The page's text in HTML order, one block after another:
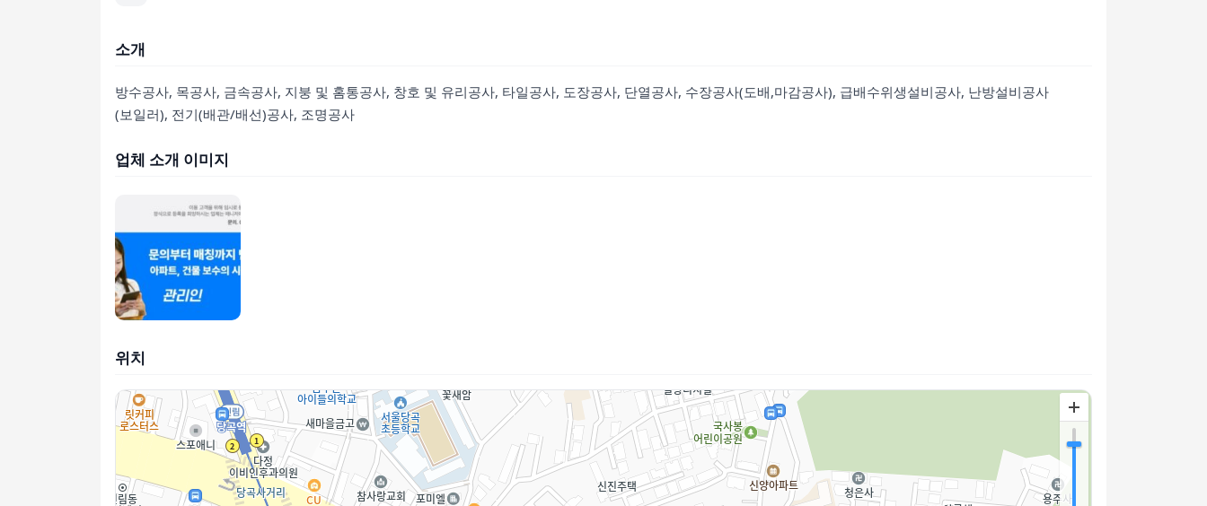
소개
방수공사, 목공사, 금속공사, 지붕 및 홈통공사, 창호 및 유리공사, 타일공사, 도장공사, 단열공사, 수장공사(도배,마감공사), 급배수위생설비공사, 난방설비공사
(보일러), 전기(배관/배선)공사, 조명공사
업체 소개 이미지
위치